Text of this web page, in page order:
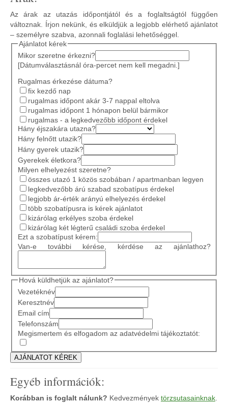
Az árak az utazás időpontjától és a foglaltságtól függően
változnak. Írjon nekünk, és elküldjük a legjobb elérhető ajánlatot
– személyre szabva, azonnali foglalási lehetőséggel.
Ajánlatot kérek
Mikor szeretne érkezni?
[Dátumválasztásnál óra-percet nem kell megadni.]
Rugalmas érkezése dátuma?
fix kezdő nap
rugalmas időpont akár 3-7 nappal eltolva
rugalmas időpont 1 hónapon belül bármikor
rugalmas - a legkedvezőbb időpont érdekel
Hány éjszakára utazna?
Hány felnőtt utazik?
Hány gyerek utazik?
Gyerekek életkora?
Milyen elhelyezést szeretne?
összes utazó 1 közös szobában / apartmanban legyen
legkedvezőbb árú szabad szobatípus érdekel
legjobb ár-érték arányú elhelyezés érdekel
több szobatípusra is kérek ajánlatot
kizárólag erkélyes szoba érdekel
kizárólag két légterű családi szoba érdekel
Ezt a szobatípust kérem:
Van-e további kérése, kérdése az ajánlathoz?
Hová küldhetjük az ajánlatot?
Vezetéknév
Keresztnév
Email cím
Telefonszám
Megismertem és elfogadom az adatvédelmi tájékoztatót:
Egyéb információk:
Korábban is foglalt nálunk? Kedvezmények törzsutasainknak.